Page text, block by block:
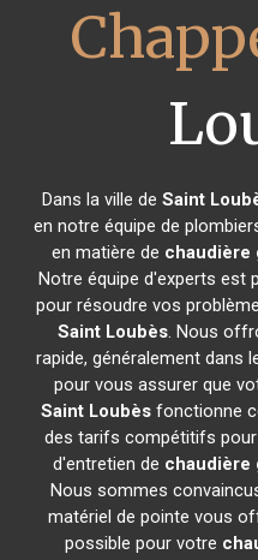
Dans la ville de Saint
en notre équipe de
en matière de chaudière
Notre équipe d'experts est
pour résoudre vos
Saint Loubès. Nous
rapide, généralement dans
pour vous assurer que
Saint Loubèsfonctionne
des tarifs compétitifs
d'entretien de chaudière
Nous sommes
matériel de pointe vous
possible pour votre